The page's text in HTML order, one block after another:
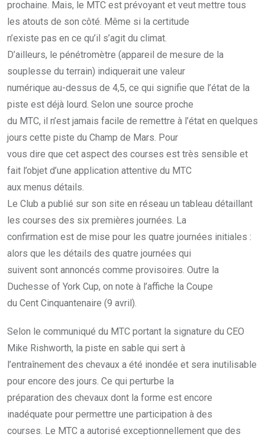
prochaine. Mais, le MTC est prévoyant et veut mettre tous
les atouts de son côté. Même si la certitude
n’existe pas en ce qu’il s’agit du climat.
D’ailleurs, le pénétromètre (appareil de mesure de la
souplesse du terrain) indiquerait une valeur
numérique au-dessus de 4,5, ce qui signifie que l’état de la
piste est déjà lourd. Selon une source proche
du MTC, il n’est jamais facile de remettre à l’état en quelques
jours cette piste du Champ de Mars. Pour
vous dire que cet aspect des courses est très sensible et
fait l’objet d’une application attentive du MTC
aux menus détails.
Le Club a publié sur son site en réseau un tableau détaillant
les courses des six premières journées. La
confirmation est de mise pour les quatre journées initiales :
alors que les détails des quatre journées qui
suivent sont annoncés comme provisoires. Outre la
Duchesse of York Cup, on note à l’affiche la Coupe
du Cent Cinquantenaire (9 avril).
Selon le communiqué du MTC portant la signature du CEO
Mike Rishworth, la piste en sable qui sert à
l’entraînement des chevaux a été inondée et sera inutilisable
pour encore des jours. Ce qui perturbe la
préparation des chevaux dont la forme est encore
inadéquate pour permettre une participation à des
courses. Le MTC a autorisé exceptionnellement que des